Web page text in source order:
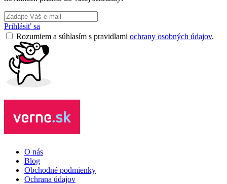
Prihlásiť sa
Rozumiem a súhlasím s pravidlami ochrany osobných údajov.
O nás
Blog
Obchodné podmienky
Ochrana údajov